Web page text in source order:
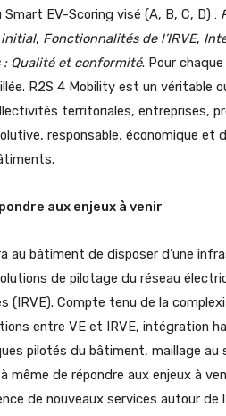
EV-Scoring visé (A, B, C, D) :
initial, Fonctionnalités de l’IRVE,
: Qualité et conformité. Pour
R2S 4 Mobility est un véritable
territoriales, entreprises,
responsable, économique et
aux enjeux à venir
au bâtiment de disposer d’une
de pilotage du réseau
(IRVE). Compte tenu de la
entre VE et IRVE, intégration
pilotés du bâtiment, maillage au
même de répondre aux enjeux à
de nouveaux services autour de